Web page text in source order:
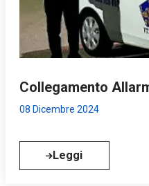
Collegamento
08 Dicembre 2024
Leggi